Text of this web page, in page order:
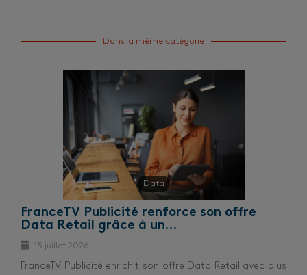
Dans la même catégorie
Data
FranceTV Publicité renforce son offre
Data Retail grâce à un…
15 juillet 2026
FranceTV Publicité enrichit son offre Data Retail avec plus